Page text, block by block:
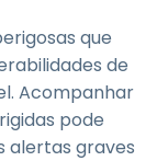
que
de
Acompanhar
pode
alertas graves